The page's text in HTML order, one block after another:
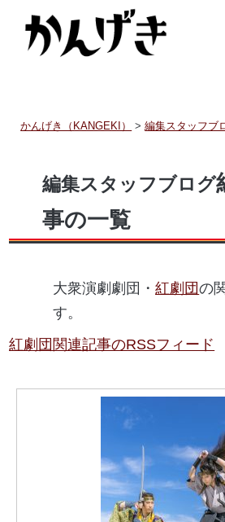
かんげき（KANGEKI） >編集スタッフブ
編集スタッフブログ
事の一覧
大衆演劇劇団・紅劇団の
す。
紅劇団関連記事のRSSフィード